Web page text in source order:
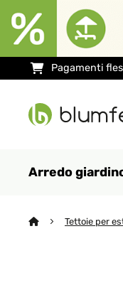
Pagamenti
Arredo
Tettoie per